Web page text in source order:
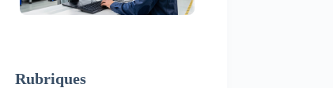
Rubriques